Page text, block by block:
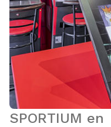
SPORTIUM en